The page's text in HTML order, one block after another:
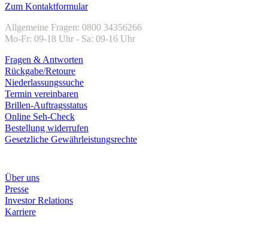
Zum Kontaktformular
Allgemeine Fragen: 0800 34356266
Mo-Fr: 09-18 Uhr - Sa: 09-16 Uhr
Fragen & Antworten
Rückgabe/Retoure
Niederlassungssuche
Termin vereinbaren
Brillen-Auftragsstatus
Online Seh-Check
Bestellung widerrufen
Gesetzliche Gewährleistungsrechte
Über uns
Presse
Investor Relations
Karriere